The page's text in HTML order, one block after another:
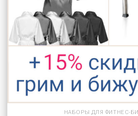
НАБОРЫ ДЛЯ ФИТНЕС-